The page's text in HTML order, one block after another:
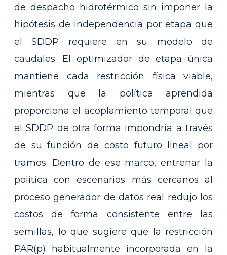
de despacho hidrotérmico sin imponer la
hipótesis de independencia por etapa que
el SDDP requiere en su modelo de
caudales. El optimizador de etapa única
mantiene cada restricción física viable,
mientras que la política aprendida
proporciona el acoplamiento temporal que
el SDDP de otra forma impondría a través
de su función de costo futuro lineal por
tramos. Dentro de ese marco, entrenar la
política con escenarios más cercanos al
proceso generador de datos real redujo los
costos de forma consistente entre las
semillas, lo que sugiere que la restricción
PAR(p) habitualmente incorporada en la